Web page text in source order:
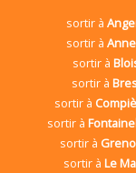
sortir à
sortir à
sortir à
sortir à
sortir à
sortir à
sortir à
sortir à Le